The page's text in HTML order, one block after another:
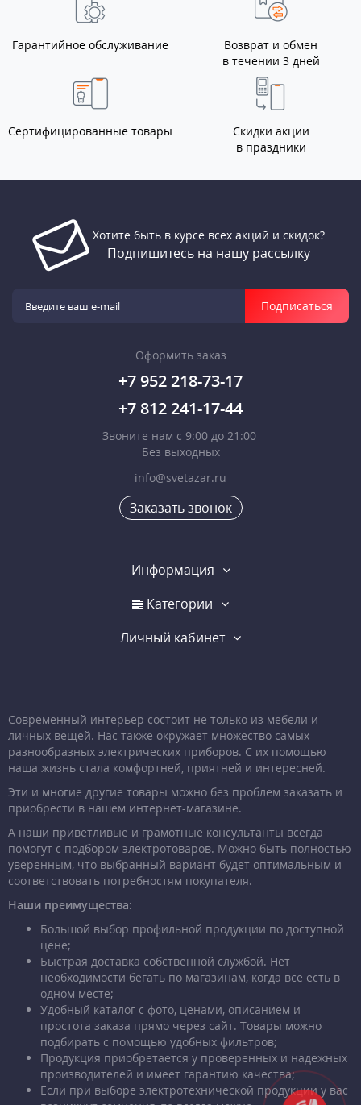
Гарантийное обслуживание
Возврат и обмен
в течении 3 дней
Сертифицированные товары
Скидки акции
в праздники
Хотите быть в курсе всех акций и скидок?
Подпишитесь на нашу рассылку
Подписаться
Оформить заказ
+7 952 218-73-17
+7 812 241-17-44
Звоните нам с 9:00 до 21:00
Без выходных
info@svetazar.ru
Заказать звонок
Информация
Категории
Личный кабинет
Современный интерьер состоит не только из мебели и
личных вещей. Нас также окружает множество самых
разнообразных электрических приборов. С их помощью
наша жизнь стала комфортней, приятней и интересней.
Эти и многие другие товары можно без проблем заказать и
приобрести в нашем интернет-магазине.
А наши приветливые и грамотные консультанты всегда
помогут с подбором электротоваров. Можно быть полностью
уверенным, что выбранный вариант будет оптимальным и
соответствовать потребностям покупателя.
Наши преимущества:
Большой выбор профильной продукции по доступной
цене;
Быстрая доставка собственной службой. Нет
необходимости бегать по магазинам, когда всё есть в
одном месте;
Удобный каталог с фото, ценами, описанием и
простота заказа прямо через сайт. Товары можно
подбирать с помощью удобных фильтров;
Продукция приобретается у проверенных и надежных
производителей и имеет гарантию качества;
Если при выборе электротехнической продукции у вас